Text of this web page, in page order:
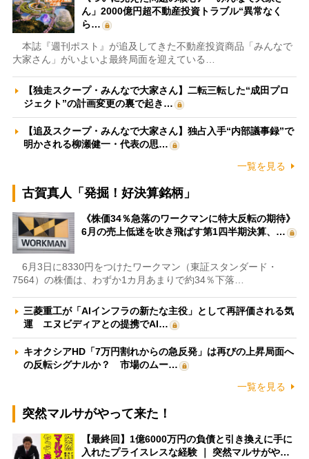
ん」2000億円超不動産投資トラブル“異常なく
ら…
本誌『週刊ポスト』が追及してきた不動産投資商品「みんなで
大家さん」がいよいよ最終局面を迎えている…
【独走スクープ・みんなで大家さん】二転三転した“成田プロ
ジェクト”の計画変更の裏で起き…
【追及スクープ・みんなで大家さん】独占入手“内部議事録”で
明かされる柳瀬健一・代表の思…
一覧を見る
古賀真人「発掘！好決算銘柄」
《株価34％急落のワークマンに特大反転の期待》
6月の売上低迷を吹き飛ばす第1四半期決算、…
6月3日に8330円をつけたワークマン（東証スタンダード・
7564）の株価は、わずか1カ月あまりで約34％下落…
三菱重工が「AIインフラの新たな主役」として再評価される気
運 エヌビディアとの提携でAI…
キオクシアHD「7万円割れからの急反発」は再びの上昇局面へ
の反転シグナルか？ 市場のムー…
一覧を見る
突然マルサがやって来た！
【最終回】1億6000万円の負債と引き換えに手に
入れたプライスレスな経験 ｜ 突然マルサがや…